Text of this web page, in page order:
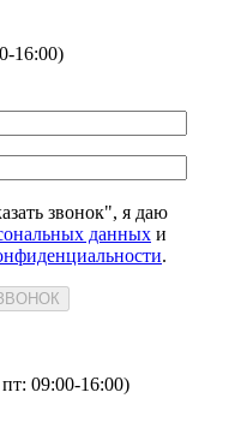
16:00)
звонок", я даю
данных и
.
09:00-16:00)